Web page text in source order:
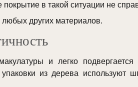
в такой ситуации не
других материалов.
и легко
из дерева используют